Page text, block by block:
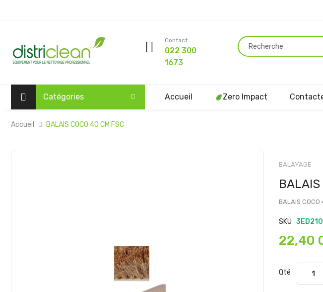
Contact :
022 300
1673
Catégories Accueil Zero Impact
Accueil BALAIS COCO 40 CM FSC
Passer
Passer
Galerie
d’images
BALAYAGE
BALAIS
BALAIS COCO
SKU
22,40
Qté